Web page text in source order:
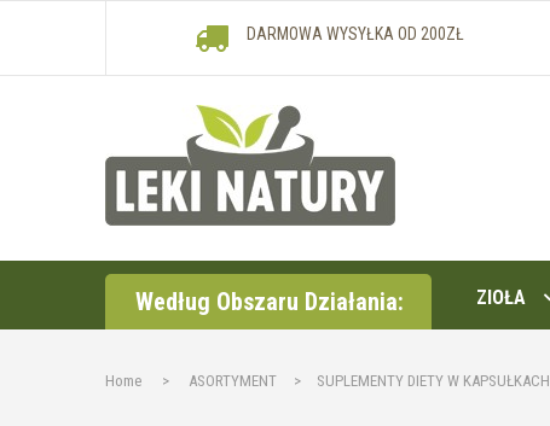
DARMOWA WYSYŁKA OD 200ZŁ
Według Obszaru Działania: ZIOŁA
Home > ASORTYMENT > SUPLEMENTY DIETY W KAPSUŁKACH